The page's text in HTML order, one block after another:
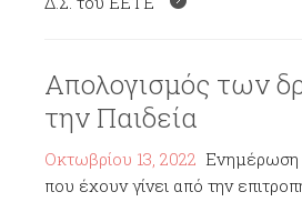
Απολογισμός των
την Παιδεία
Οκτωβρίου 13, 2022 Ενημέρωση
που έχουν γίνει από την